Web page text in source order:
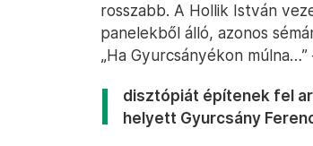
rosszabb. A Hollik István
panelekből álló, azonos
„Ha Gyurcsányékon
disztópiát építenek fel
helyett Gyurcsány